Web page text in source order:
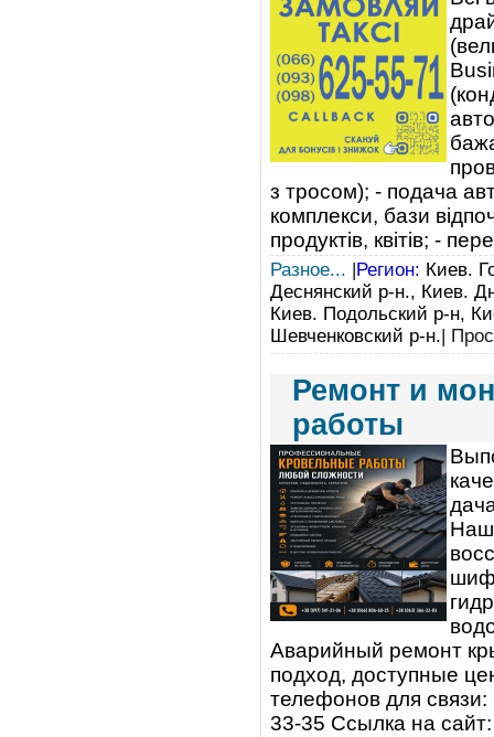
з тросом); - подача
комплекси, бази
продуктів, квітів; -
Разное... Регион: Киев.
Деснянский р-н., Киев.
Киев. Подольский р-н,
Шевченковский р-н. |
Ремонт и
работы
Аварийный ремонт
подход, доступные
телефонов для
33-35 Ссылка на